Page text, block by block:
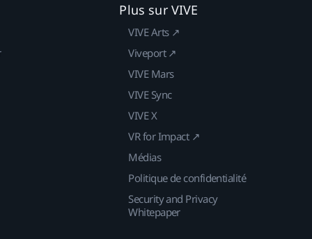
Plus sur VIVE
VIVE Arts ↗
Viveport ↗
VIVE Mars
VIVE Sync
VIVE X
VR for Impact ↗
Médias
Politique de confidentialité
Security and Privacy
Whitepaper